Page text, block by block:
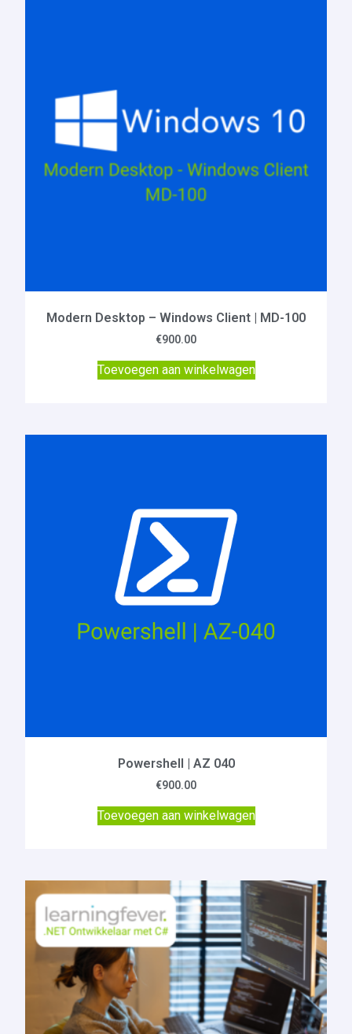
Modern Desktop – Windows Client | MD-100
€900.00
Toevoegen aan winkelwagen
Powershell | AZ 040
€900.00
Toevoegen aan winkelwagen